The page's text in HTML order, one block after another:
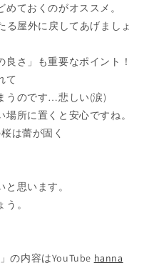
ておくのがオススメ。
る屋外に戻してあげましょ
さ」も重要なポイント！
て
うのです…悲しい(涙)
所に置くと安心ですね。
は蕾が固く
思います。
。
」の内容はYouTube hanna